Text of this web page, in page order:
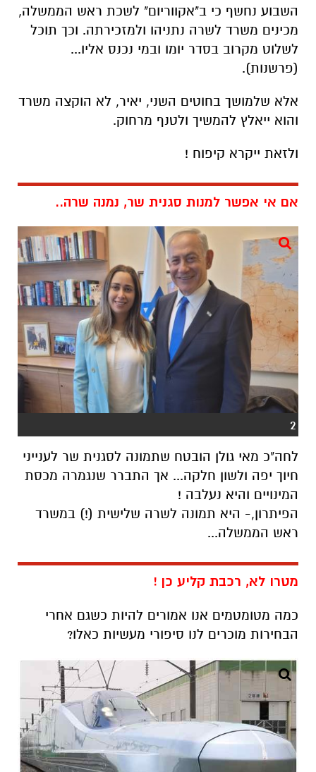
השבוע נחשף כי ב"אקווריום" לשכת ראש הממשלה,
מכינים משרד לשרה נתניהו ולמזכירתה. וכך תוכל
לשלוט מקרוב בסדר יומו ובמי נכנס אליו...
(פרשנות).
אלא שלמושך בחוטים השני, יאיר, לא הוקצה משרד
והוא ייאלץ להמשיך ולטנף מרחוק.
ולזאת ייקרא קיפוח !
אם אי אפשר למנות סגנית שר, נמנה שרה..
2
לחה"כ מאי גולן הובטח שתמונה לסגנית שר לענייני
חיוך יפה ולשון חלקה... אך התברר שנגמרה מכסת
המינויים והיא נעלבה !
הפיתרון,- היא תמונה לשרה שלישית (!) במשרד
ראש הממשלה...
מטרו לא, רכבת קליע כן !
כמה מטומטמים אנו אמורים להיות כשגם אחרי
הבחירות מוכרים לנו סיפורי מעשיות כאלו?